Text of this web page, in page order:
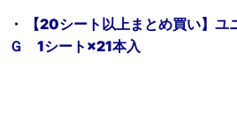
・ 【20シート以上まとめ買い】ユ
Ｇ 1シート×21本入